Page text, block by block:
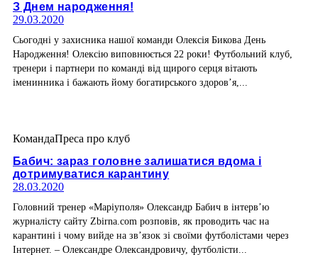
З Днем народження!
29.03.2020
Сьогодні у захисника нашої команди Олексія Бикова День
Народження! Олексію виповнюється 22 роки! Футбольний клуб,
тренери і партнери по команді від щирого серця вітають
іменинника і бажають йому богатирського здоров’я,...
КомандаПреса про клуб
Бабич: зараз головне залишатися вдома і
дотримуватися карантину
28.03.2020
Головний тренер «Маріуполя» Олександр Бабич в інтерв’ю
журналісту сайту Zbirna.com розповів, як проводить час на
карантині і чому вийде на зв’язок зі своїми футболістами через
Інтернет. – Олександре Олександровичу, футболісти...